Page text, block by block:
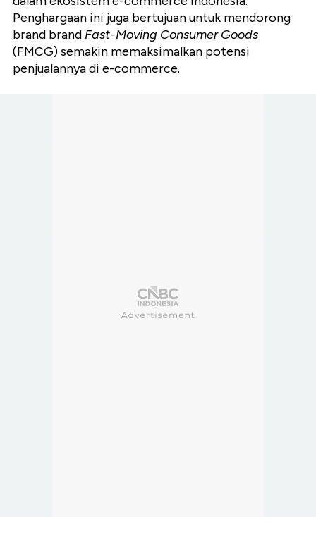
Penghargaan ini juga bertujuan untuk mendorong
brand brand Fast-Moving Consumer Goods
(FMCG) semakin memaksimalkan potensi
penjualannya di e-commerce.